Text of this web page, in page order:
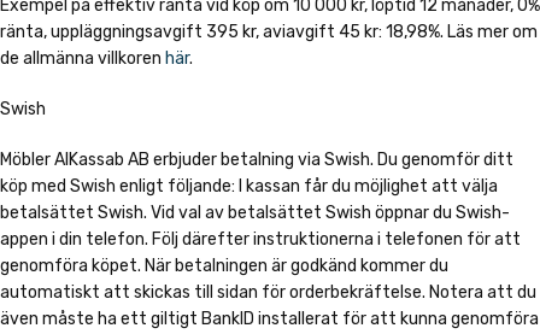
Exempel på effektiv ränta vid köp om 10 000 kr, löptid 12 månader, 0%
ränta, uppläggningsavgift 395 kr, aviavgift 45 kr: 18,98%. Läs mer om
de allmänna villkoren här.
Swish
Möbler AlKassab AB erbjuder betalning via Swish. Du genomför ditt
köp med Swish enligt följande: I kassan får du möjlighet att välja
betalsättet Swish. Vid val av betalsättet Swish öppnar du Swish-
appen i din telefon. Följ därefter instruktionerna i telefonen för att
genomföra köpet. När betalningen är godkänd kommer du
automatiskt att skickas till sidan för orderbekräftelse. Notera att du
även måste ha ett giltigt BankID installerat för att kunna genomföra